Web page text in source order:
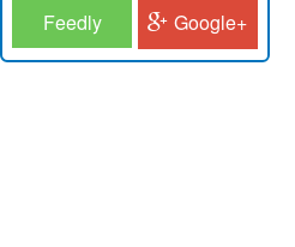
Feedly Google+